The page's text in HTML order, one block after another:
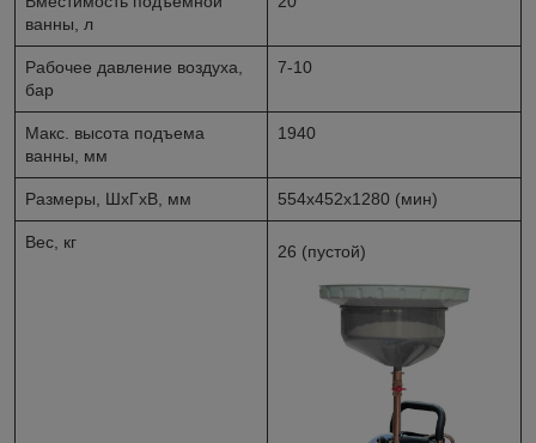
ванны, л
Рабочее давление воздуха,
бар
7-10
Макс. высота подъема
ванны, мм
1940
Размеры, ШхГхВ, мм 554х452х1280 (мин)
Вес, кг 26 (пустой)